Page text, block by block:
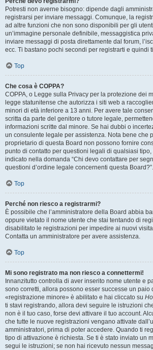
Potresti non averne bisogno: dipende dagli
registrarsi per inviare messaggi. Comunque, la
ad altre funzioni che non sono disponibili per gli
un’immagine personale definibile, messaggistica
inviare messaggi di posta direttamente dal forum,
ecc. Ti bastano pochi secondi per registrarti e quindi
Top
Che cosa è COPPA?
COPPA, o Legge sulla Privacy per la protezione dei
legge statunitense che autorizza i siti web a
minori di età inferiore a 13 anni. Per avere tale
scritta da parte del genitore o tutore legale,
informazioni scritte dal minore. Se hai dubbi o
un consulente legale per assistenza. Nota bene che
proprietario di questa Board non possono fornire
punto di contatto per questioni legali di qualsiasi
indicato nella domanda “Chi devo contattare per
questioni d’ordine legale concernenti questa Board?”.
Top
Perché non riesco a registrarmi?
È possibile che l’amministratore della Board abbia
oppure vietato il nome utente che stai tentando di
disabilitato le registrazioni per impedire ai nuovi
Contatta un amministratore per avere assistenza.
Top
Mi sono registrato ma non riesco a connettermi!
Innanzitutto controlla di aver inserito nome utente e
sono corretti, allora possono esser successe un paio
«registrazione minore» è abilitato e hai cliccato su
ti stavi registrando, allora devi seguire le istruzioni
non è il tuo caso, forse devi attivare il tuo account.
che tutte le nuove registrazioni vengano attivate
amministratori, prima di poter accedere. Quando ti
tipo di attivazione è richiesta. Se ti è stato inviato un
segui le istruzioni; se non hai ricevuto nessun